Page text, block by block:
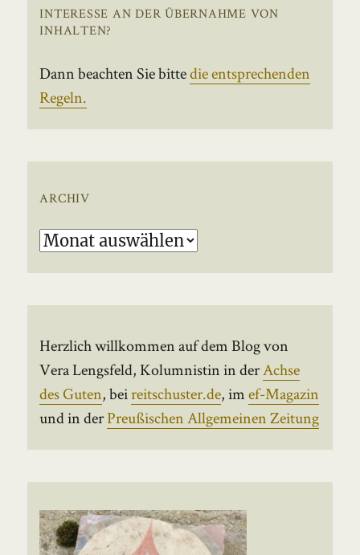
INTERESSE AN DER ÜBERNAHME VON
INHALTEN?
Dann beachten Sie bittedie entsprechenden
Regeln.
ARCHIV
Archiv
Herzlich willkommen auf dem Blog von
Vera Lengsfeld, Kolumnistin in derAchse
des Guten, beireitschuster.de, imef-Magazin
und in derPreußischen Allgemeinen Zeitung